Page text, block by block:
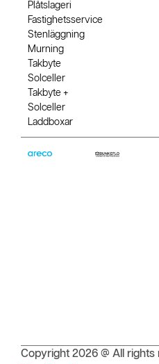
Plåtslageri
Fastighetsservice
Stenläggning
Murning
Takbyte
Solceller
Takbyte +
Solceller
Laddboxar
Copyright 2026 @ All